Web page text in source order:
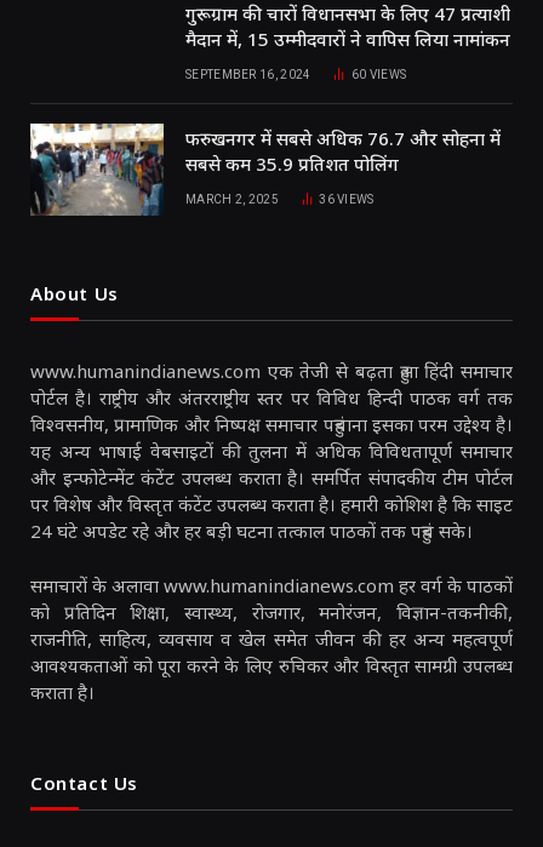
गुरूग्राम की चारों विधानसभा के लिए 47 प्रत्याशी
मैदान में, 15 उम्मीदवारों ने वापिस लिया नामांकन
SEPTEMBER 16, 2024 60 VIEWS
फरुखनगर में सबसे अधिक 76.7 और सोहना में
सबसे कम 35.9 प्रतिशत पोलिंग
MARCH 2, 2025 36VIEWS
About Us
www.humanindianews.com एक तेजी से बढ़ता हुआ हिंदी समाचार
पोर्टल है। राष्ट्रीय और अंतरराष्ट्रीय स्तर पर विविध हिन्दी पाठक वर्ग तक
विश्वसनीय, प्रामाणिक और निष्पक्ष समाचार पहुंचाना इसका परम उद्देश्य है।
यह अन्य भाषाई वेबसाइटों की तुलना में अधिक विविधतापूर्ण समाचार
और इन्फोटेन्मेंट कंटेंट उपलब्ध कराता है। समर्पित संपादकीय टीम पोर्टल
पर विशेष और विस्तृत कंटेंट उपलब्ध कराता है। हमारी कोशिश है कि साइट
24 घंटे अपडेट रहे और हर बड़ी घटना तत्काल पाठकों तक पहुंच सके।
समाचारों के अलावा www.humanindianews.com हर वर्ग के पाठकों
को प्रतिदिन शिक्षा, स्वास्थ्य, रोजगार, मनोरंजन, विज्ञान-तकनीकी,
राजनीति, साहित्य, व्यवसाय व खेल समेत जीवन की हर अन्य महत्वपूर्ण
आवश्यकताओं को पूरा करने के लिए रुचिकर और विस्तृत सामग्री उपलब्ध
कराता है।
Contact Us